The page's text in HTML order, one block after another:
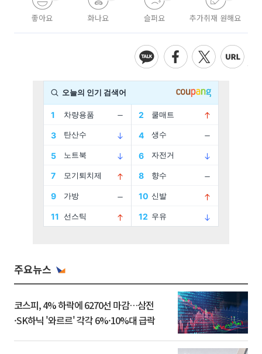
좋아요 화나요 슬퍼요 추가취재 원해요
주요뉴스
코스피, 4% 하락에 6270선 마감…삼전
·SK하닉 '와르르' 각각 6%·10%대 급락